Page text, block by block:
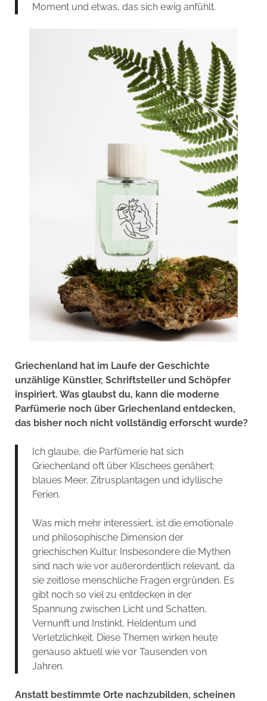
Moment und etwas, das sich ewig anfühlt.
Griechenland hat im Laufe der Geschichte
unzählige Künstler, Schriftsteller und Schöpfer
inspiriert. Was glaubst du, kann die moderne
Parfümerie noch über Griechenland entdecken,
das bisher noch nicht vollständig erforscht wurde?
Ich glaube, die Parfümerie hat sich
Griechenland oft über Klischees genähert:
blaues Meer, Zitrusplantagen und idyllische
Ferien.
Was mich mehr interessiert, ist die emotionale
und philosophische Dimension der
griechischen Kultur. Insbesondere die Mythen
sind nach wie vor außerordentlich relevant, da
sie zeitlose menschliche Fragen ergründen. Es
gibt noch so viel zu entdecken in der
Spannung zwischen Licht und Schatten,
Vernunft und Instinkt, Heldentum und
Verletzlichkeit. Diese Themen wirken heute
genauso aktuell wie vor Tausenden von
Jahren.
Anstatt bestimmte Orte nachzubilden, scheinen